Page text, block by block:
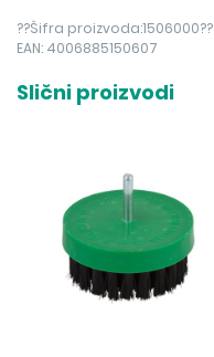
??Šifra proizvoda:1506000??
EAN: 4006885150607
Slični proizvodi